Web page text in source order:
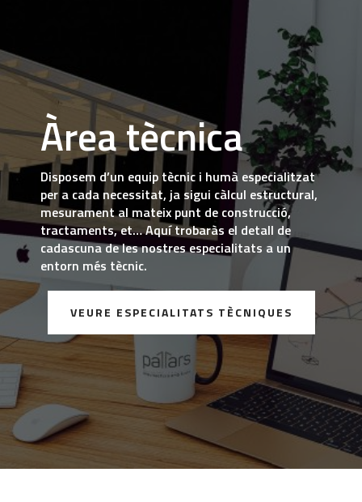
Àrea tècnica
Disposem d’un equip tècnic i humà especialitzat
per a cada necessitat, ja sigui càlcul estructural,
mesurament al mateix punt de construcció,
tractaments, et… Aquí trobaràs el detall de
cadascuna de les nostres especialitats a un
entorn més tècnic.
VEURE ESPECIALITATS TÈCNIQUES